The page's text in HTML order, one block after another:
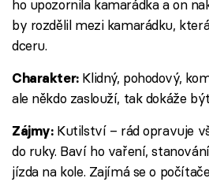
ho upozornila kamarádka a on
by rozdělil mezi kamarádku,
dceru.
Charakter:Klidný, pohodový,
ale někdo zaslouží, tak dokáže
Zájmy: Kutilství – rád opravuje
do ruky. Baví ho vaření,
jízda na kole. Zajímá se o